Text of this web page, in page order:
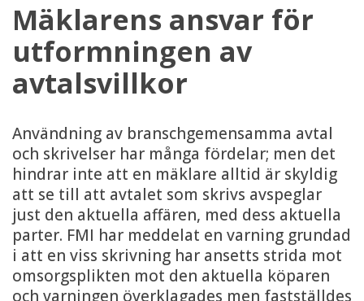
Mäklarens ansvar för
utformningen av
avtalsvillkor
Användning av branschgemensamma avtal
och skrivelser har många fördelar; men det
hindrar inte att en mäklare alltid är skyldig
att se till att avtalet som skrivs avspeglar
just den aktuella affären, med dess aktuella
parter. FMI har meddelat en varning grundad
i att en viss skrivning har ansetts strida mot
omsorgsplikten mot den aktuella köparen
och varningen överklagades men fastställdes